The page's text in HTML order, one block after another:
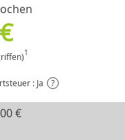
1
: Ja ?
€